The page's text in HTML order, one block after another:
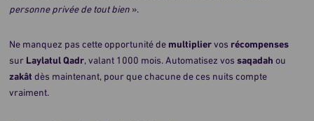
personne privée de tout bien ».
Ne manquez pas cette opportunité de multipliervos récompenses
sur Laylatul Qadr, valant 1000 mois. Automatisez vossaqadah ou
zakât dès maintenant, pour que chacune de ces nuits compte
vraiment.